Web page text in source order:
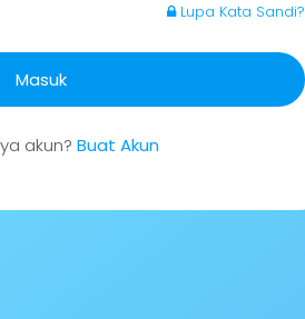
Lupa Kata Sandi?
Masuk
akun? Buat Akun